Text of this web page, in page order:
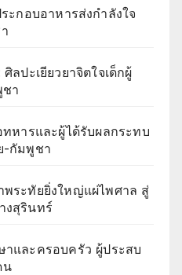
ะกอบอาหารส่งกำลังใจ
ลปะเยียวยาจิตใจเด็กผู้
า
หารและผู้ได้รับผลกระทบ
-กัมพูชา
พระทัยยิ่งใหญ่แผ่ไพศาล สู่
งสุรินทร์
าและครอบครัว ผู้ประสบ
น